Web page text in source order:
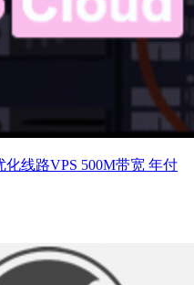
化线路VPS 500M带宽 年付